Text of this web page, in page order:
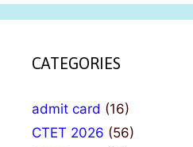
CATEGORIES
admit card (16)
CTET 2026 (56)